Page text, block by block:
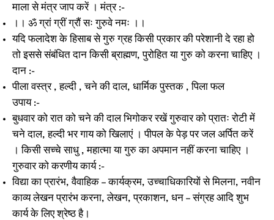
माला से मंत्र जाप करें । मंत्र :-
।। ॐ ग्रां ग्रीं ग्रौं सः गुरुवे नमः ।।
यदि फलादेश के हिसाब से गुरु ग्रह किसी प्रकार की परेशानी दे रहा हो
तो इससे संबंधित दान किसी ब्राह्मण, पुरोहित या गुरु को करना चाहिए ।
दान :-
पीला वस्त्र , हल्दी , चने की दाल, धार्मिक पुस्तक , पिला फल
उपाय :-
बुधवार को रात को चने की दाल भिगोकर रखें गुरुवार को प्रातः रोटी में
चने दाल, हल्दी भर गाय को खिलाएं । पीपल के पेड़ पर जल अर्पित करें
। किसी सच्चे साधु , महात्मा या गुरु का अपमान नहीं करना चाहिए ।
गुरुवार को करणीय कार्य :-
विद्या का प्रारंभ, वैवाहिक – कार्यक्रम, उच्चाधिकारियों से मिलना, नवीन
काव्य लेखन प्रारंभ करना, लेखन, प्रकाशन, धन – संग्रह आदि शुभ
कार्य के लिए श्रेष्ठ है।